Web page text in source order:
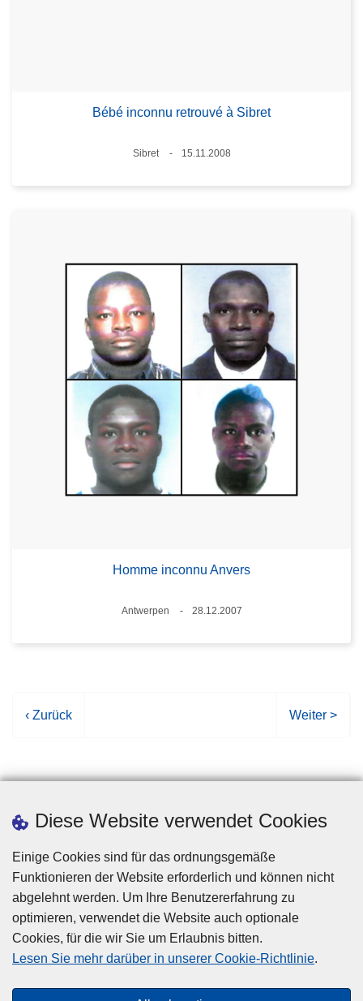
Diese Website verwendet Cookies
Einige Cookies sind für das ordnungsgemäße
Funktionieren der Website erforderlich und können nicht
abgelehnt werden. Um Ihre Benutzererfahrung zu
optimieren, verwendet die Website auch optionale
Cookies, für die wir Sie um Erlaubnis bitten.
Lesen Sie mehr darüber in unserer Cookie-Richtlinie.
Bébé inconnu retrouvé à Sibret
Standort
Sibret
15.11.2008
Homme inconnu Anvers
Standort
Antwerpen
28.12.2007
V
h
g
e
S
e
i
t
‹ Zurück
N
h
t
e
i
t
Weiter >
Disclaimer
Privacy
Cookies